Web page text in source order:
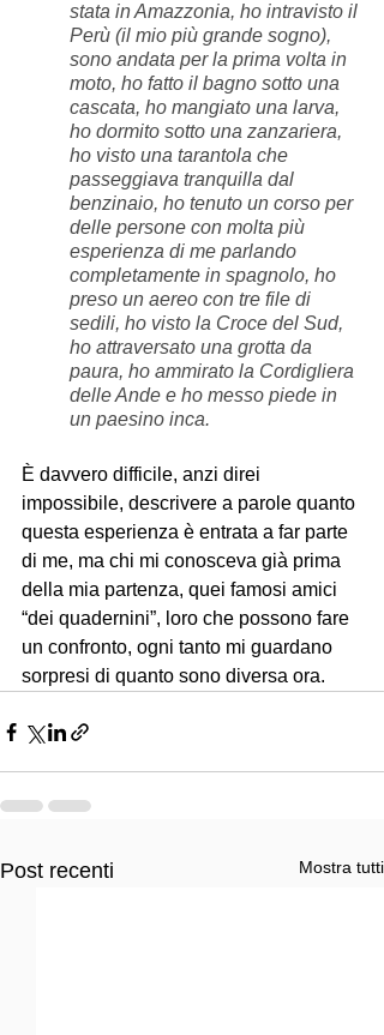
stata in Amazzonia, ho intravisto il
Perù (il mio più grande sogno),
sono andata per la prima volta in
moto, ho fatto il bagno sotto una
cascata, ho mangiato una larva,
ho dormito sotto una zanzariera,
ho visto una tarantola che
passeggiava tranquilla dal
benzinaio, ho tenuto un corso per
delle persone con molta più
esperienza di me parlando
completamente in spagnolo, ho
preso un aereo con tre file di
sedili, ho visto la Croce del Sud,
ho attraversato una grotta da
paura, ho ammirato la Cordigliera
delle Ande e ho messo piede in
un paesino inca.
È davvero difficile, anzi direi
impossibile, descrivere a parole quanto
questa esperienza è entrata a far parte
di me, ma chi mi conosceva già prima
della mia partenza, quei famosi amici
“dei quadernini”, loro che possono fare
un confronto, ogni tanto mi guardano
sorpresi di quanto sono diversa ora.
Post recenti Mostra tutti